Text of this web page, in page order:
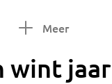
Meer
wint jaar